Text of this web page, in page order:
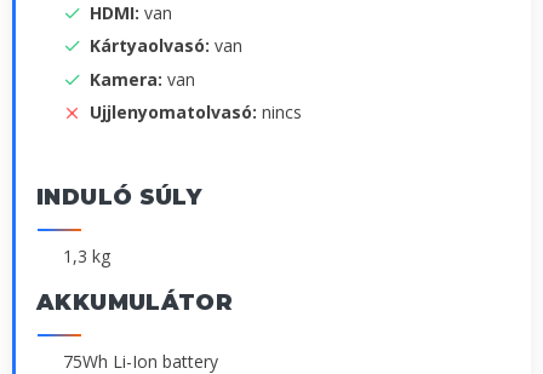
HDMI: van
Kártyaolvasó: van
Kamera: van
Ujjlenyomatolvasó: nincs
INDULÓ SÚLY
1,3 kg
AKKUMULÁTOR
75Wh Li-Ion battery